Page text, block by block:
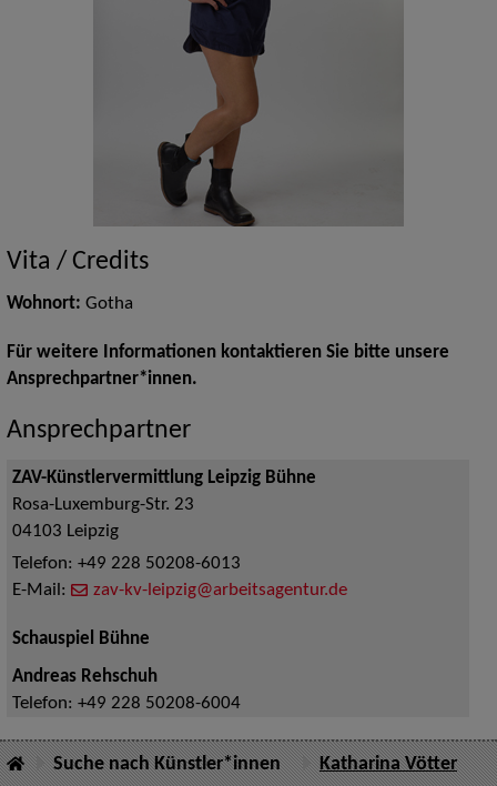
Vita / Credits
Wohnort: Gotha
Für weitere Informationen kontaktieren Sie bitte unsere
Ansprechpartner*innen.
Ansprechpartner
ZAV-Künstlervermittlung Leipzig Bühne
Rosa-Luxemburg-Str. 23
04103 Leipzig
Telefon: +49 228 50208-6013
E-Mail:
zav-kv-leipzig@arbeitsagentur.de
Schauspiel Bühne
Andreas Rehschuh
Telefon: +49 228 50208-6004
Suche nach Künstler*innen Katharina Vötter